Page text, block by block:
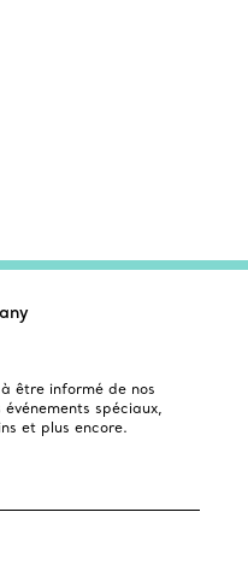
être informé de nos
spéciaux,
et plus encore.